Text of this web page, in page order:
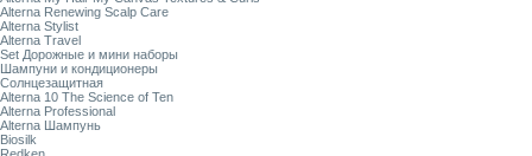
Alterna Renewing Scalp Care
Alterna Stylist
Alterna Travel
Set Дорожные и мини наборы
Шампуни и кондиционеры
Солнцезащитная
Alterna 10 The Science of Ten
Alterna Professional
Alterna Шампунь
Biosilk